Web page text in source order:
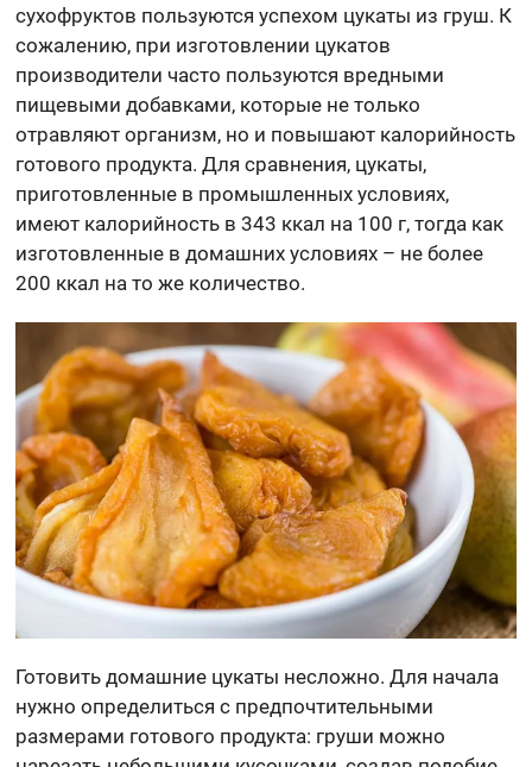
сухофруктов пользуются успехом цукаты из груш. К
сожалению, при изготовлении цукатов
производители часто пользуются вредными
пищевыми добавками, которые не только
отравляют организм, но и повышают калорийность
готового продукта. Для сравнения, цукаты,
приготовленные в промышленных условиях,
имеют калорийность в 343 ккал на 100 г, тогда как
изготовленные в домашних условиях – не более
200 ккал на то же количество.
Готовить домашние цукаты несложно. Для начала
нужно определиться с предпочтительными
размерами готового продукта: груши можно